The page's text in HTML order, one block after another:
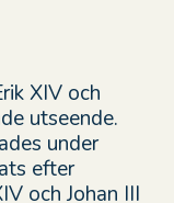
XIV och
utseende.
under
efter
och Johan III